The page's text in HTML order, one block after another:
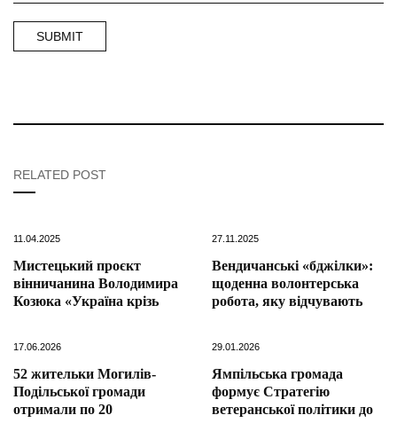
RELATED POST
11.04.2025
Мистецький проєкт
вінничанина Володимира
Козюка «Україна крізь
27.11.2025
Вендичанські «бджілки»:
щоденна волонтерська
робота, яку відчувають
17.06.2026
52 жительки Могилів-
Подільської громади
отримали по 20
29.01.2026
Ямпільська громада
формує Стратегію
ветеранської політики до